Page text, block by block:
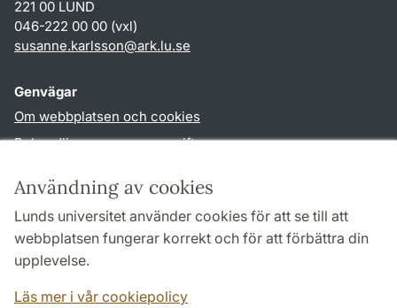
Användning av cookies
Lunds universitet använder cookies för att se till att
webbplatsen fungerar korrekt och för att förbättra din
upplevelse.
Läs mer i vår cookiepolicy
221 00 LUND
046-222 00 00 (vxl)
susanne.karlsson@ark.lu.se
Genvägar
Om webbplatsen och cookies
Behandling av personuppgifter
TYPO3-login
Följ oss i sociala medier